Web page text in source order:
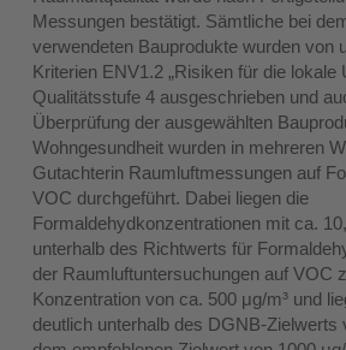
Messungen bestätigt. Sämtliche bei
verwendeten Bauprodukte wurden von
Kriterien ENV1.2 „Risiken für die lokale
Qualitätsstufe 4 ausgeschrieben und
Überprüfung der ausgewählten
Wohngesundheit wurden in mehreren
Gutachterin Raumluftmessungen auf
VOC durchgeführt. Dabei liegen die
Formaldehydkonzentrationen mit ca.
unterhalb des Richtwerts für
der Raumluftuntersuchungen auf VOC
Konzentration von ca. 500 μg/m³ und
deutlich unterhalb des DGNB-Zielwerts